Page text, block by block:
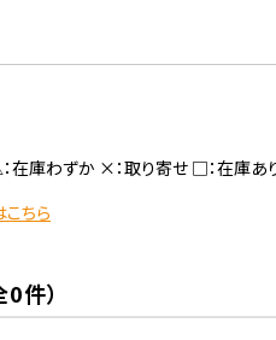
在庫わずか ×：取り寄せ □：在庫あ
ちら
件）